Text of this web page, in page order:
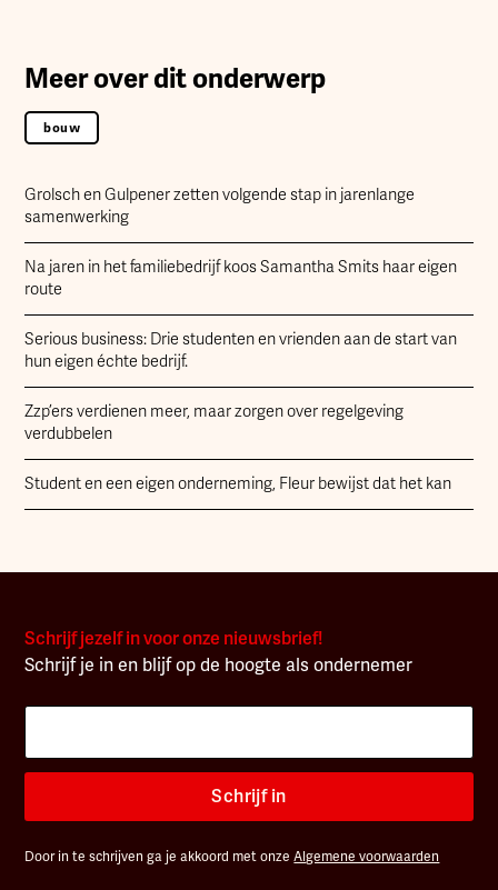
Meer over dit onderwerp
bouw
Grolsch en Gulpener zetten volgende stap in jarenlange
samenwerking
Na jaren in het familiebedrijf koos Samantha Smits haar eigen
route
Serious business: Drie studenten en vrienden aan de start van
hun eigen échte bedrijf.
Zzp’ers verdienen meer, maar zorgen over regelgeving
verdubbelen
Student en een eigen onderneming, Fleur bewijst dat het kan
Schrijf jezelf in voor onze nieuwsbrief!
Schrijf je in en blijf op de hoogte als ondernemer
Schrijf in
Door in te schrijven ga je akkoord met onzeAlgemene voorwaarden